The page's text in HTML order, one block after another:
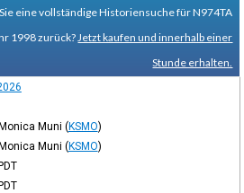
eine vollständige Historiensuche für N974TA
1998 zurück? Jetzt kaufen und innerhalb einer
Stunde erhalten.
Muni (KSMO)
Muni (KSMO)